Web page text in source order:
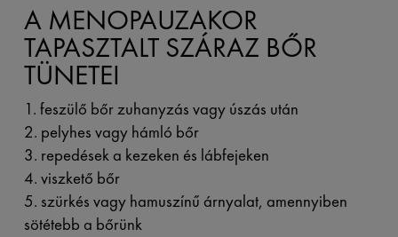
A MENOPAUZAKOR
TAPASZTALT SZÁRAZ BŐR
TÜNETEI
1. feszülő bőr zuhanyzás vagy úszás után
2. pelyhes vagy hámló bőr
3. repedések a kezeken és lábfejeken
4. viszkető bőr
5. szürkés vagy hamuszínű árnyalat, amennyiben
sötétebb a bőrünk